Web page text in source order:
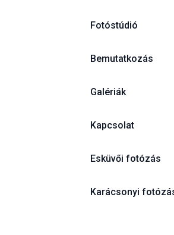
Fotóstúdió
Bemutatkozás
Galériák
Kapcsolat
Esküvői fotózás
Karácsonyi